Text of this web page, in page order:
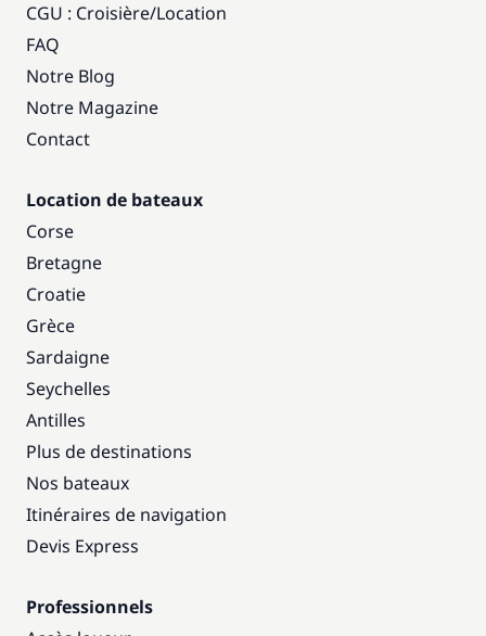
CGU : Croisière/Location
FAQ
Notre Blog
Notre Magazine
Contact
Location de bateaux
Corse
Bretagne
Croatie
Grèce
Sardaigne
Seychelles
Antilles
Plus de destinations
Nos bateaux
Itinéraires de navigation
Devis Express
Professionnels